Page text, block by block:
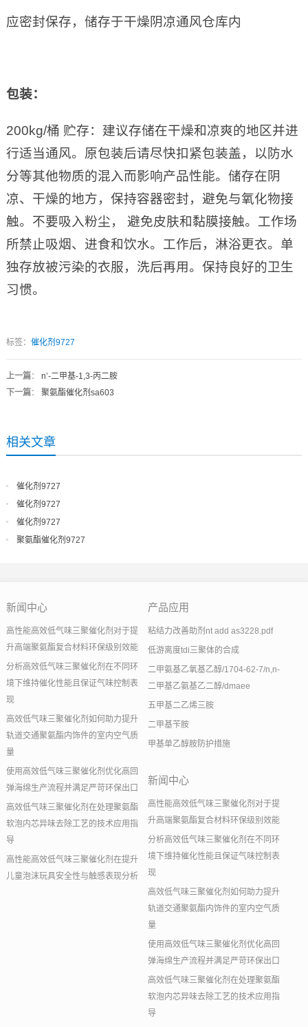
应密封保存，储存于干燥阴凉通风仓库内
包装：
200kg/桶 贮存：建议存储在干燥和凉爽的地区并进
行适当通风。原包装后请尽快扣紧包装盖，以防水
分等其他物质的混入而影响产品性能。储存在阴
凉、干燥的地方，保持容器密封，避免与氧化物接
触。不要吸入粉尘， 避免皮肤和黏膜接触。工作场
所禁止吸烟、进食和饮水。工作后，淋浴更衣。单
独存放被污染的衣服，洗后再用。保持良好的卫生
习惯。
标签： 催化剂9727
上一篇： n’-二甲基-1,3-丙二胺
下一篇： 聚氨酯催化剂sa603
相关文章
催化剂9727
催化剂9727
催化剂9727
聚氨酯催化剂9727
新闻中心
高性能高效低气味三聚催化剂对于提
升高端聚氨酯复合材料环保级别效能
分析高效低气味三聚催化剂在不同环
境下维持催化性能且保证气味控制表
现
高效低气味三聚催化剂如何助力提升
轨道交通聚氨酯内饰件的室内空气质
量
使用高效低气味三聚催化剂优化高回
弹海绵生产流程并满足严苛环保出口
高效低气味三聚催化剂在处理聚氨酯
软泡内芯异味去除工艺的技术应用指
导
高性能高效低气味三聚催化剂在提升
儿童泡沫玩具安全性与触感表现分析
产品应用
粘结力改善助剂nt add as3228.pdf
低游离度tdi三聚体的合成
二甲氨基乙氧基乙醇/1704-62-7/n,n-
二甲基乙氨基乙二醇/dmaee
五甲基二乙烯三胺
二甲基苄胺
甲基单乙醇胺防护措施
新闻中心
高性能高效低气味三聚催化剂对于提
升高端聚氨酯复合材料环保级别效能
分析高效低气味三聚催化剂在不同环
境下维持催化性能且保证气味控制表
现
高效低气味三聚催化剂如何助力提升
轨道交通聚氨酯内饰件的室内空气质
量
使用高效低气味三聚催化剂优化高回
弹海绵生产流程并满足严苛环保出口
高效低气味三聚催化剂在处理聚氨酯
软泡内芯异味去除工艺的技术应用指
导